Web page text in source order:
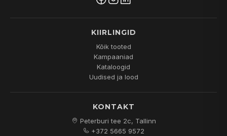
KIIRLINGID
Kõik tooted
Kampaaniad
Kataloogid
Uudised ja lood
KONTAKT
Peterburi tee 2c, Tallinn
+372 5665 9572